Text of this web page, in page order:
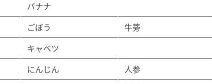
バナナ
ごぼう
牛蒡
キャベツ
にんじん
人参